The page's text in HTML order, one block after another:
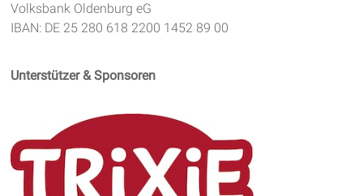
Volksbank Oldenburg eG
IBAN: DE 25 280 618 2200 1452 89 00
Unterstützer & Sponsoren